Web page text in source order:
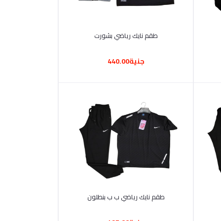
أضف إلى السلة
طقم نايك رياضي بشورت
جنية440.00
أضف إلى السلة
طقم نايك رياضي ب ب بنطلون